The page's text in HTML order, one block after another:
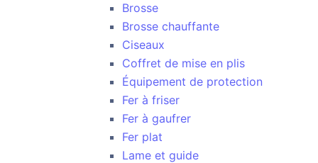
Brosse
Brosse chauffante
Ciseaux
Coffret de mise en plis
Équipement de protection
Fer à friser
Fer à gaufrer
Fer plat
Lame et guide